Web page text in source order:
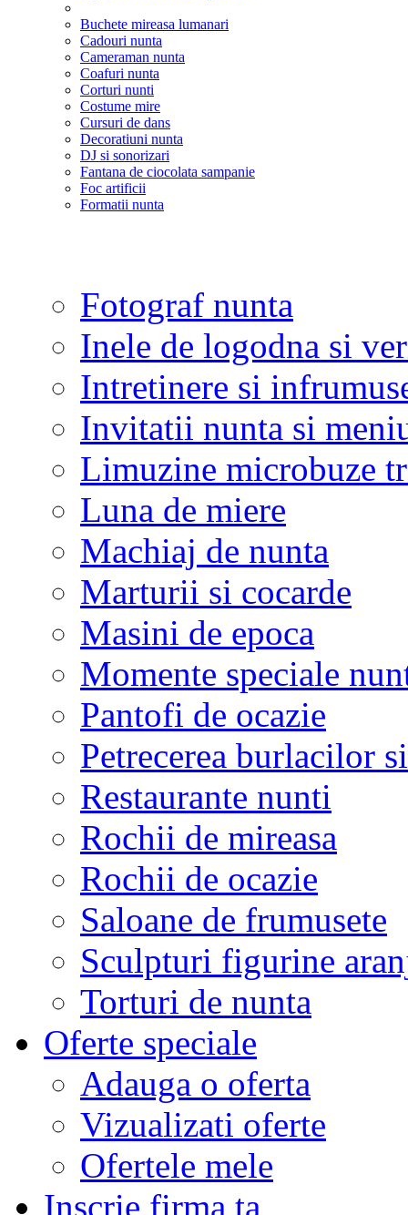
Buchete mireasa lumanari
Cadouri nunta
Cameraman nunta
Coafuri nunta
Corturi nunti
Costume mire
Cursuri de dans
Decoratiuni nunta
DJ si sonorizari
Fantana de ciocolata sampanie
Foc artificii
Formatii nunta
Fotograf nunta
Inele de logodna si
Intretinere si
Invitatii nunta si
Limuzine microbuze
Luna de miere
Machiaj de nunta
Marturii si cocarde
Masini de epoca
Momente speciale
Pantofi de ocazie
Petrecerea burlacilor
Restaurante nunti
Rochii de mireasa
Rochii de ocazie
Saloane de frumusete
Sculpturi figurine
Torturi de nunta
Oferte speciale
Adauga o oferta
Vizualizati oferte
Ofertele mele
Inscrie firma ta